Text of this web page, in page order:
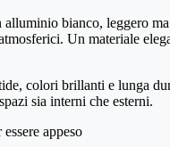
bianco, leggero ma
Un materiale
colori brillanti e lunga
sia interni che esterni.
appeso